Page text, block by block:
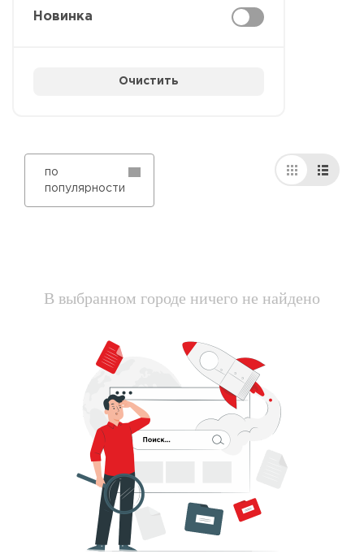
Новинка
Очистить
по
популярности
В выбранном городе ничего не найдено